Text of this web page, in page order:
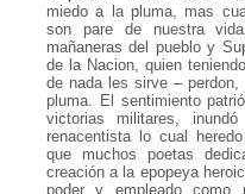
miedo a la pluma, mas
son pare de nuestra
mañaneras del pueblo y
de la Nacion, quien
de nada les sirve –
pluma. El sentimiento
victorias militares,
renacentista lo cual
que muchos poetas
creación a la epopeya
poder y empleado como